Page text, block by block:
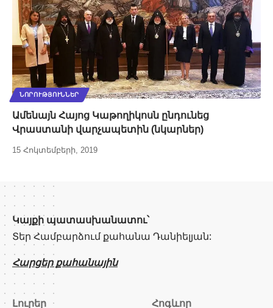
ՆՈՐՈՒԹՅՈՒՆՆԵՐ
Ամենայն Հայոց Կաթողիկոսն ընդունեց
Վրաստանի վարչապետին (նկարներ)
15 Հոկտեմբերի, 2019
Կայքի պատասխանատու՝
Տեր Համբարձում քահանա Դանիելյան:
Հարցեր քահանային
Լուրեր Հոգևոր